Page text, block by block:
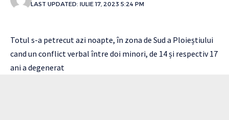
LAST UPDATED: IULIE 17, 2023 5:24 PM
Totul s-a petrecut azi noapte, în zona de Sud a Ploieștiului
cand un conflict verbal între doi minori, de 14 și respectiv 17
ani a degenerat